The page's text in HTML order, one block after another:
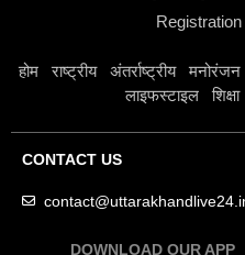
होम राष्ट्रीय अंतर्राष्ट्रीय मनोरंजन
लाइफस्टाइल
शिक्षा
CONTACT US
DOWNLOAD OUR APP